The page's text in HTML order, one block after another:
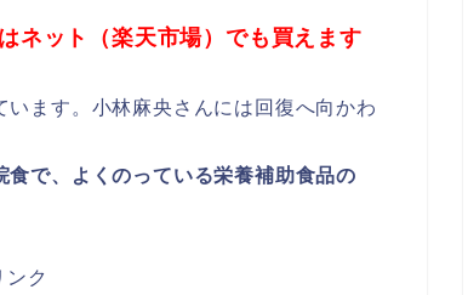
ネット（楽天市場）でも買えます
ます。小林麻央さんには回復へ向かわ
で、よくのっている栄養補助食品の
ンク